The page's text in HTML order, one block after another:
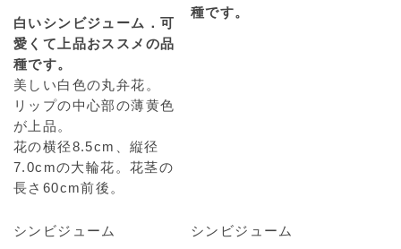
白いシンビジューム．可
愛くて上品おススメの品
種です。
美しい白色の丸弁花。
リップの中心部の薄黄色
が上品。
花の横径8.5cm、縦径
7.0cmの大輪花。花茎の
長さ60cm前後。
種です。
シンビジューム シンビジューム